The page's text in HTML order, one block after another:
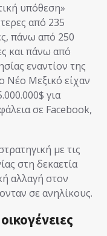
υπόθεση»
από 235
πάνω από 250
και πάνω από
εναντίον της
Νέο Μεξικό είχαν
για
σε Facebook,
με τις
στη δεκαετία
αλλαγή στον
σε ανηλίκους.